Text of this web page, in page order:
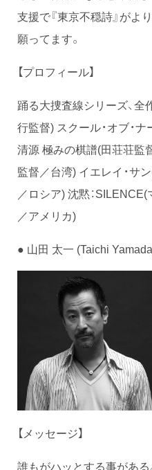
支援で『東京不穏詩』がよ
願ってます。
【プロフィール】
踊る大捜査線シリーズ、
行監督) スクール・オブ・
清源 極みの棋譜(田荘荘監
監督／台湾) イエレイ・サ
／ロシア) 沈黙：
／アメリカ)
● 山田 太一 (Taichi
【メッセージ】
誰もがハッとする事があ